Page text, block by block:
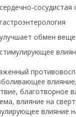
сердечно-сосудистая
гастроэнтерология
улучшает обмен
стимулирующее
благотворное
влияние на
влияние